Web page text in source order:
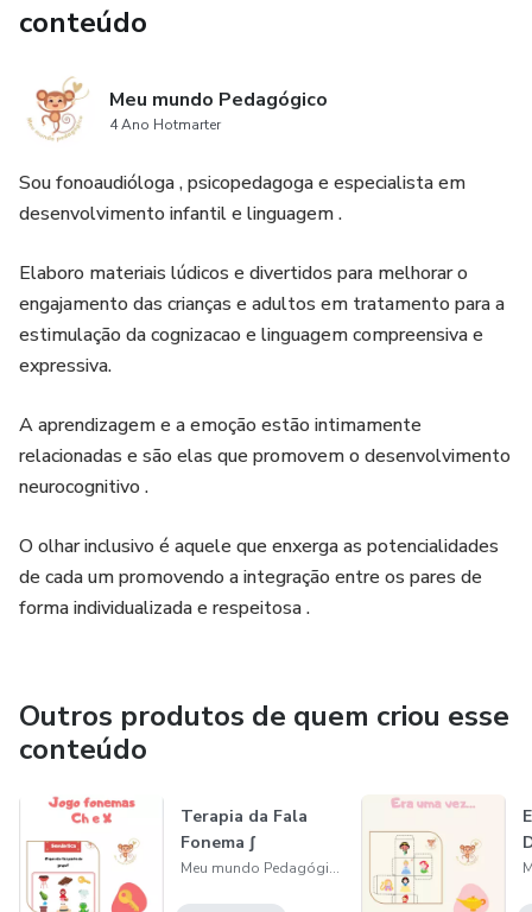
conteúdo
Meu mundo Pedagógico
4 Ano Hotmarter
Sou fonoaudióloga , psicopedagoga e especialista em
desenvolvimento infantil e linguagem .
Elaboro materiais lúdicos e divertidos para melhorar o
engajamento das crianças e adultos em tratamento para a
estimulação da cognizacao e linguagem compreensiva e
expressiva.
A aprendizagem e a emoção estão intimamente
relacionadas e são elas que promovem o desenvolvimento
neurocognitivo .
O olhar inclusivo é aquele que enxerga as potencialidades
de cada um promovendo a integração entre os pares de
forma individualizada e respeitosa .
Outros produtos de quem criou esse
conteúdo
Terapia da Fala
Fonema ʃ
Meu mundo Pedagógico